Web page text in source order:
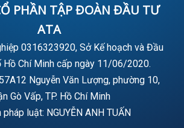
PHẦN TẬP ĐOÀN ĐẦU TƯ
ATA
0316323920, Sở Kế hoạch và Đầu
Hồ Chí Minh cấp ngày 11/06/2020.
Nguyễn Văn Lượng, phường 10,
Gò Vấp, TP. Hồ Chí Minh
luật: NGUYỄN ANH TUẤN